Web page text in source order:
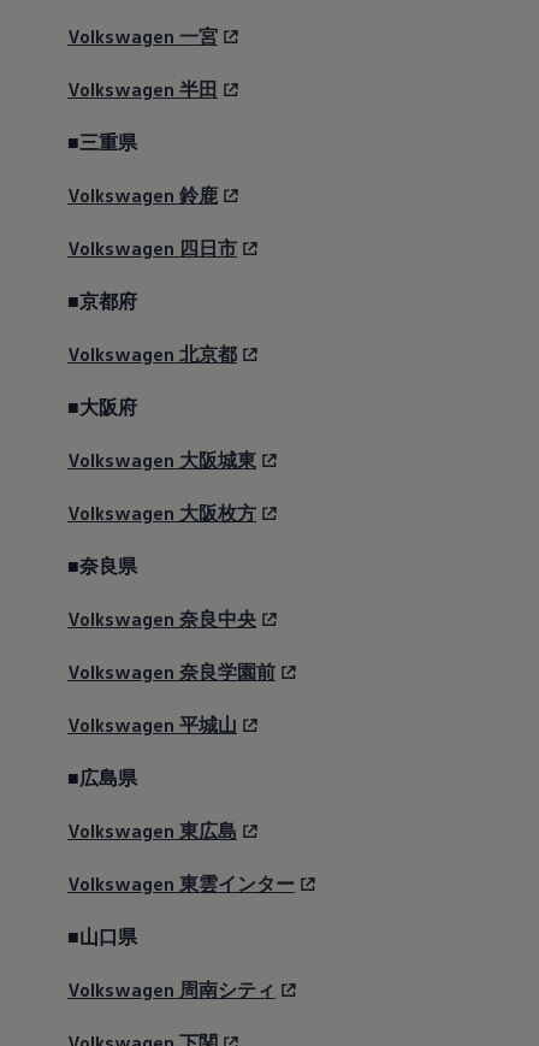
Volkswagen 一宮
Volkswagen 半田
■三重県
Volkswagen 鈴鹿
Volkswagen 四日市
■京都府
Volkswagen 北京都
■大阪府
Volkswagen 大阪城東
Volkswagen 大阪枚方
■奈良県
Volkswagen 奈良中央
Volkswagen 奈良学園前
Volkswagen 平城山
■広島県
Volkswagen 東広島
Volkswagen 東雲インター
■山口県
Volkswagen 周南シティ